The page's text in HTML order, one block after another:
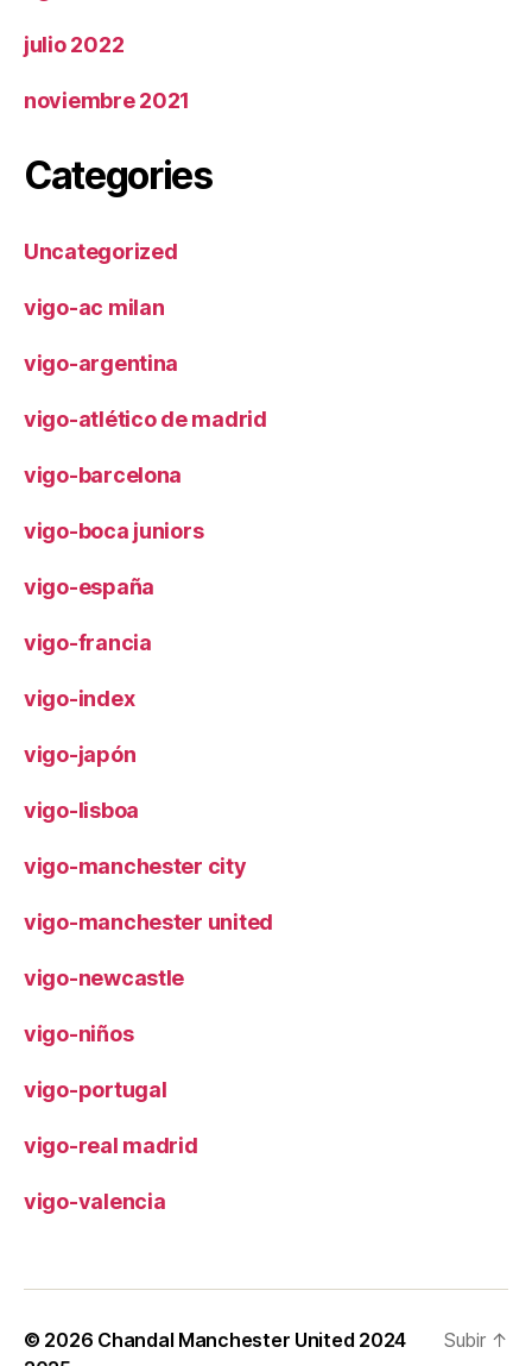
julio 2022
noviembre 2021
Categories
Uncategorized
vigo-ac milan
vigo-argentina
vigo-atlético de madrid
vigo-barcelona
vigo-boca juniors
vigo-españa
vigo-francia
vigo-index
vigo-japón
vigo-lisboa
vigo-manchester city
vigo-manchester united
vigo-newcastle
vigo-niños
vigo-portugal
vigo-real madrid
vigo-valencia
© 2026 Chandal Manchester United 2024
Subir ↑